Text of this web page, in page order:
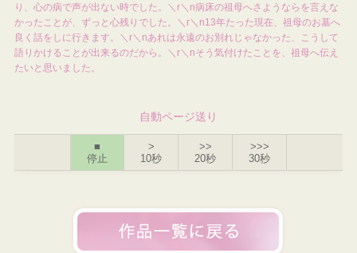
り、心の病で声が出ない時でした。＼r＼n病床の祖母へさようならを言えな
かったことが、ずっと心残りでした。＼r＼n13年たった現在、祖母のお墓へ
良く話をしに行きます。＼r＼nあれは永遠のお別れじゃなかった、こうして
語りかけることが出来るのだから。＼r＼nそう気付けたことを、祖母へ伝え
たいと思いました。
自動ページ送り
■
停止
>
10秒
>>
20秒
>>>
30秒